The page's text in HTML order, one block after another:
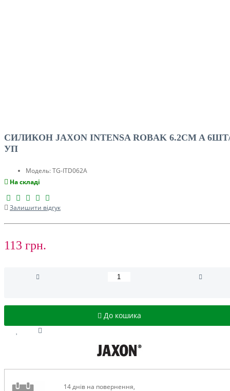
СИЛИКОН JAXON INTENSA ROBAK 6.2CM A
УП
Модель:TG-ITD062A
На складі
Залишити відгук
113 грн.
До кошика
14 днів на повернення,